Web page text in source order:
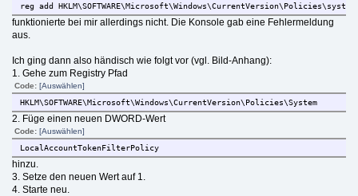
reg add
funktionierte bei mir allerdings nicht. Die Konsole gab eine Fehlermeldung
aus.
Ich ging dann also händisch wie folgt vor (vgl. Bild-Anhang):
1. Gehe zum Registry Pfad
Code: [Auswählen]
HKLM\SOFTWARE\Microsoft\Windows\CurrentVersion\Policies\System
2. Füge einen neuen DWORD-Wert
Code: [Auswählen]
LocalAccountTokenFilterPolicy
hinzu.
3. Setze den neuen Wert auf 1.
4. Starte neu.